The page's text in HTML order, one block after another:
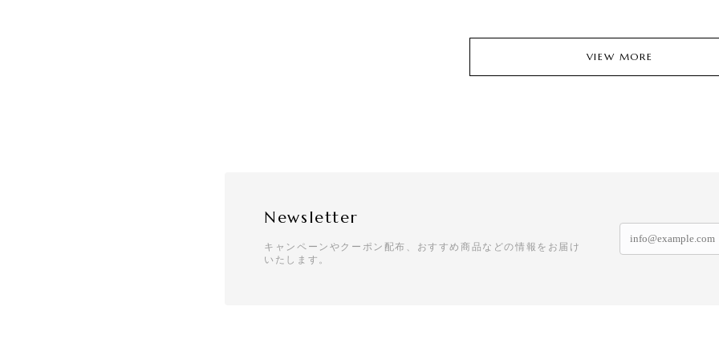
VIEW MORE
Newsletter
キャンペーンやクーポン配布、おすすめ商品などの情報をお届け
いたします。